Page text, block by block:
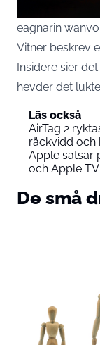
eagnarin
Vitner beskrev
Insidere sier
hevder det
Läs också
AirTag 2
räckvidd och
Apple satsar
och Apple
De små